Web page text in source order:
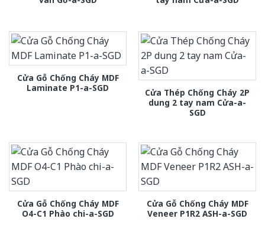
Cửa Gỗ Chống Cháy MDF
Laminate P1-a-SGD
Cửa Thép Chống Cháy 2P
dung 2 tay nam Cửa-a-
SGD
Cửa Gỗ Chống Cháy MDF
O4-C1 Phào chi-a-SGD
Cửa Gỗ Chống Cháy MDF
Veneer P1R2 ASH-a-SGD